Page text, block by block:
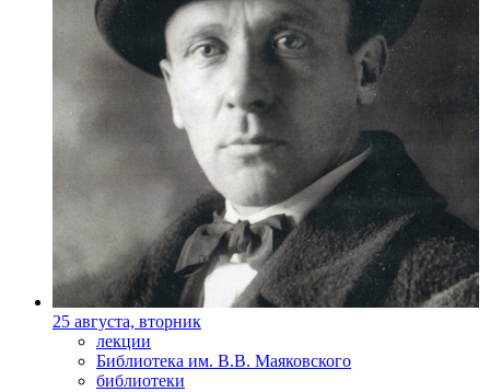
25 августа, вторник
лекции
Библиотека им. В.В. Маяковского
библиотеки